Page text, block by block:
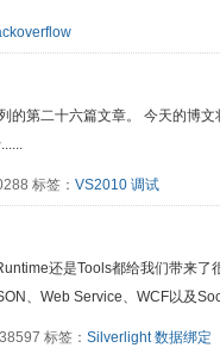
的第二十六篇文章。 今天的博
标签： VS2010 调试
还是Tools都给我们带来了
、Web Service、WCF以及
标签： Silverlight 数据绑定